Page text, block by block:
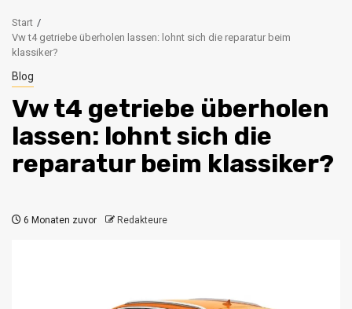
Start
Vw t4 getriebe überholen lassen: lohnt sich die reparatur beim
klassiker?
Blog
Vw t4 getriebe überholen
lassen: lohnt sich die
reparatur beim klassiker?
6 Monaten zuvor Redakteure